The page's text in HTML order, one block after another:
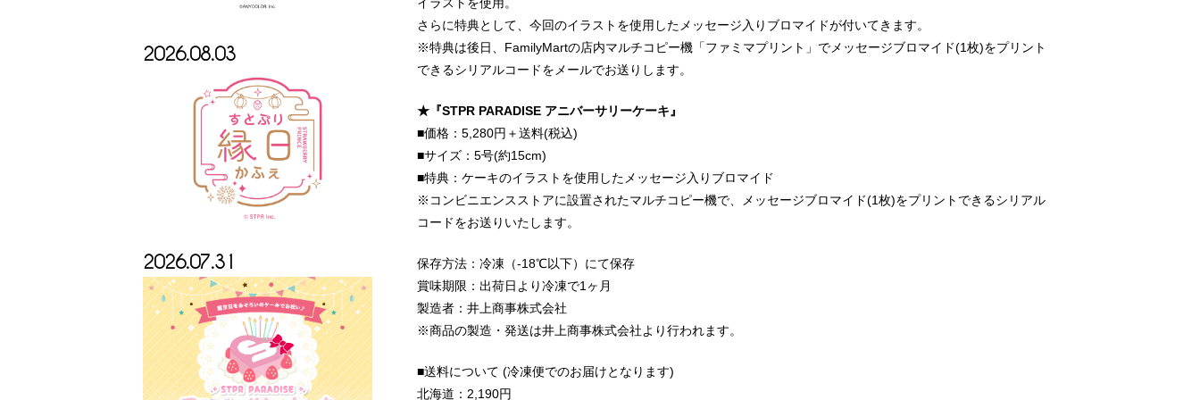
2026.08.03
2026.07.31
イラストを使用。
さらに特典として、今回のイラストを使用したメッセージ入りブロマイドが付いてきます。
※特典は後日、FamilyMartの店内マルチコピー機「ファミマプリント」でメッセージブロマイド(1枚)をプリント
できるシリアルコードをメールでお送りします。
★『STPR PARADISE アニバーサリーケーキ』
■価格：5,280円＋送料(税込)
■サイズ：5号(約15cm)
■特典：ケーキのイラストを使用したメッセージ入りブロマイド
※コンビニエンスストアに設置されたマルチコピー機で、メッセージブロマイド(1枚)をプリントできるシリアル
コードをお送りいたします。
保存方法：冷凍（-18℃以下）にて保存
賞味期限：出荷日より冷凍で1ヶ月
製造者：井上商事株式会社
※商品の製造・発送は井上商事株式会社より行われます。
■送料について (冷凍便でのお届けとなります)
北海道：2,190円